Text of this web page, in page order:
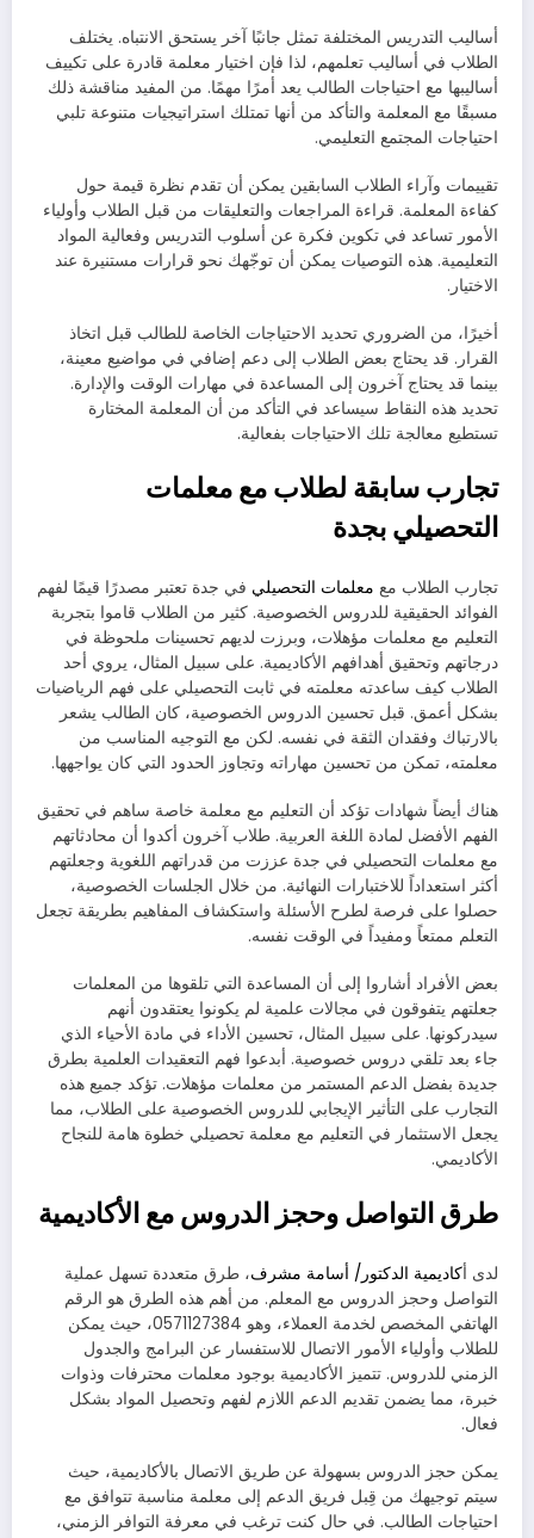
أساليب التدريس المختلفة تمثل جانبًا آخر يستحق الانتباه. يختلف
الطلاب في أساليب تعلمهم، لذا فإن اختيار معلمة قادرة على تكييف
أساليبها مع احتياجات الطالب يعد أمرًا مهمًا. من المفيد مناقشة ذلك
مسبقًا مع المعلمة والتأكد من أنها تمتلك استراتيجيات متنوعة تلبي
احتياجات المجتمع التعليمي.
تقييمات وآراء الطلاب السابقين يمكن أن تقدم نظرة قيمة حول
كفاءة المعلمة. قراءة المراجعات والتعليقات من قبل الطلاب وأولياء
الأمور تساعد في تكوين فكرة عن أسلوب التدريس وفعالية المواد
التعليمية. هذه التوصيات يمكن أن توجّهك نحو قرارات مستنيرة عند
الاختيار.
أخيرًا، من الضروري تحديد الاحتياجات الخاصة للطالب قبل اتخاذ
القرار. قد يحتاج بعض الطلاب إلى دعم إضافي في مواضيع معينة،
بينما قد يحتاج آخرون إلى المساعدة في مهارات الوقت والإدارة.
تحديد هذه النقاط سيساعد في التأكد من أن المعلمة المختارة
تستطيع معالجة تلك الاحتياجات بفعالية.
تجارب سابقة لطلاب مع معلمات
التحصيلي بجدة
تجارب الطلاب مع معلمات التحصيلي في جدة تعتبر مصدرًا قيمًا لفهم
الفوائد الحقيقية للدروس الخصوصية. كثير من الطلاب قاموا بتجربة
التعليم مع معلمات مؤهلات، وبرزت لديهم تحسينات ملحوظة في
درجاتهم وتحقيق أهدافهم الأكاديمية. على سبيل المثال، يروي أحد
الطلاب كيف ساعدته معلمته في ثابت التحصيلي على فهم الرياضيات
بشكل أعمق. قبل تحسين الدروس الخصوصية، كان الطالب يشعر
بالارتباك وفقدان الثقة في نفسه. لكن مع التوجيه المناسب من
معلمته، تمكن من تحسين مهاراته وتجاوز الحدود التي كان يواجهها.
هناك أيضاً شهادات تؤكد أن التعليم مع معلمة خاصة ساهم في تحقيق
الفهم الأفضل لمادة اللغة العربية. طلاب آخرون أكدوا أن محادثاتهم
مع معلمات التحصيلي في جدة عززت من قدراتهم اللغوية وجعلتهم
أكثر استعداداً للاختبارات النهائية. من خلال الجلسات الخصوصية،
حصلوا على فرصة لطرح الأسئلة واستكشاف المفاهيم بطريقة تجعل
التعلم ممتعاً ومفيداً في الوقت نفسه.
بعض الأفراد أشاروا إلى أن المساعدة التي تلقوها من المعلمات
جعلتهم يتفوقون في مجالات علمية لم يكونوا يعتقدون أنهم
سيدركونها. على سبيل المثال، تحسين الأداء في مادة الأحياء الذي
جاء بعد تلقي دروس خصوصية. أبدعوا فهم التعقيدات العلمية بطرق
جديدة بفضل الدعم المستمر من معلمات مؤهلات. تؤكد جميع هذه
التجارب على التأثير الإيجابي للدروس الخصوصية على الطلاب، مما
يجعل الاستثمار في التعليم مع معلمة تحصيلي خطوة هامة للنجاح
الأكاديمي.
طرق التواصل وحجز الدروس مع الأكاديمية
لدى أكاديمية الدكتور/ أسامة مشرف، طرق متعددة تسهل عملية
التواصل وحجز الدروس مع المعلم. من أهم هذه الطرق هو الرقم
الهاتفي المخصص لخدمة العملاء، وهو 0571127384، حيث يمكن
للطلاب وأولياء الأمور الاتصال للاستفسار عن البرامج والجدول
الزمني للدروس. تتميز الأكاديمية بوجود معلمات محترفات وذوات
خبرة، مما يضمن تقديم الدعم اللازم لفهم وتحصيل المواد بشكل
فعال.
يمكن حجز الدروس بسهولة عن طريق الاتصال بالأكاديمية، حيث
سيتم توجيهك من قِبل فريق الدعم إلى معلمة مناسبة تتوافق مع
احتياجات الطالب. في حال كنت ترغب في معرفة التوافر الزمني،